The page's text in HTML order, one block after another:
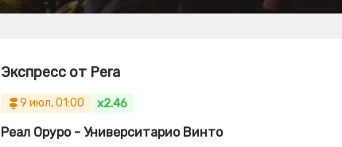
Экспресс от Pera
9 июл, 01:00 x2.46
Реал Оруро - Университарио Винто